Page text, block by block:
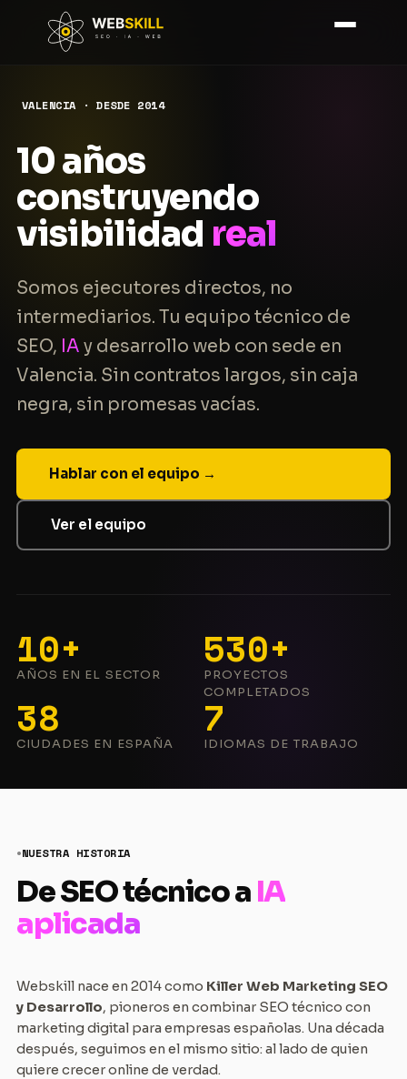
VALENCIA · DESDE 2014
10 años
construyendo
visibilidad real
Somos ejecutores directos, no
intermediarios. Tu equipo técnico de
SEO, IA y desarrollo web con sede en
Valencia. Sin contratos largos, sin caja
negra, sin promesas vacías.
Hablar con el equipo →
Ver el equipo
10+
AÑOS EN EL SECTOR
530+
PROYECTOS
COMPLETADOS
38
CIUDADES EN ESPAÑA
7
IDIOMAS DE TRABAJO
NUESTRA HISTORIA
De SEO técnico a IA
aplicada
Webskill nace en 2014 como Killer Web Marketing SEO
y Desarrollo, pioneros en combinar SEO técnico con
marketing digital para empresas españolas. Una década
después, seguimos en el mismo sitio: al lado de quien
quiere crecer online de verdad.